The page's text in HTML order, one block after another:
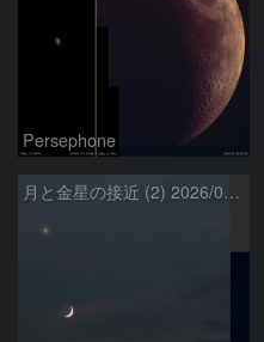
Persephone
月と金星の接近 (2) 2026/07/17